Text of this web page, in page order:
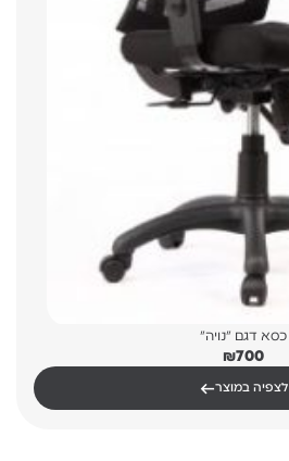
כסא דגם "נויה"
₪700
←לצפיה במוצר